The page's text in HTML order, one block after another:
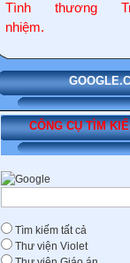
Tình thương
nhiệm.
GOOGLE.COM
CÔNG CỤ TÌM
Tìm kiếm tất cả
Thư viện Violet